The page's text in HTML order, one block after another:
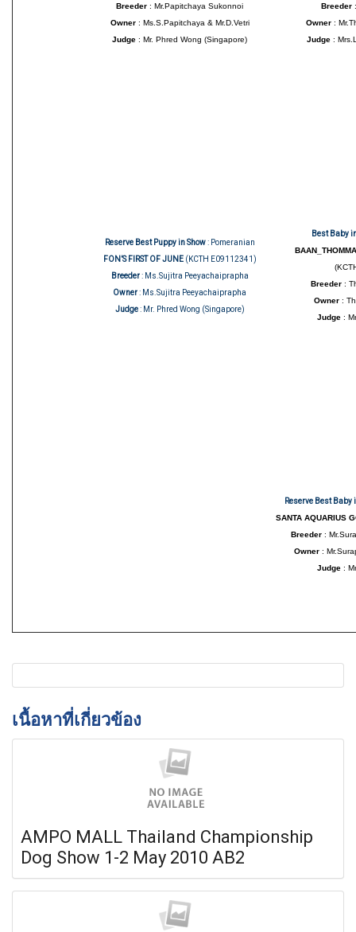
Breeder : Mr.Papitchaya Sukonnoi
Owner : Ms.S.Papitchaya & Mr.D.Vetri
Judge : Mr. Phred Wong (Singapore)
Breeder:
Owner :
Judge :
Reserve Best Puppy in Show: Pomeranian
FON’S FIRST OF JUNE (KCTH E09112341)
Breeder: Ms.Sujitra Peeyachaiprapha
Owner: Ms.Sujitra Peeyachaiprapha
Judge: Mr. Phred Wong (Singapore)
Best Baby
Breeder :
Owner :
Judge :
Reserve Best Baby
SANTA AQUARIUS
Breeder :
Owner :
Judge:
เนื้อหาที่เกี่ยวข้อง
AMPO MALL Thailand Championship
Dog Show 1-2 May 2010 AB2